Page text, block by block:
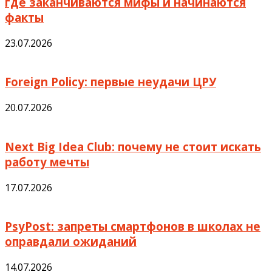
факты
23.07.2026
Foreign Policy: первые неудачи ЦРУ
20.07.2026
Next Big Idea Club: почему не стоит искать
работу мечты
17.07.2026
PsyPost: запреты смартфонов в школах не
оправдали ожиданий
14.07.2026